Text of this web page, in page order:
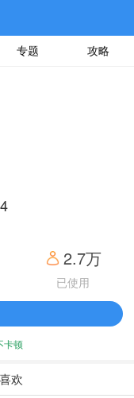
专题 攻略
2.7万
已使用
卡顿
欢